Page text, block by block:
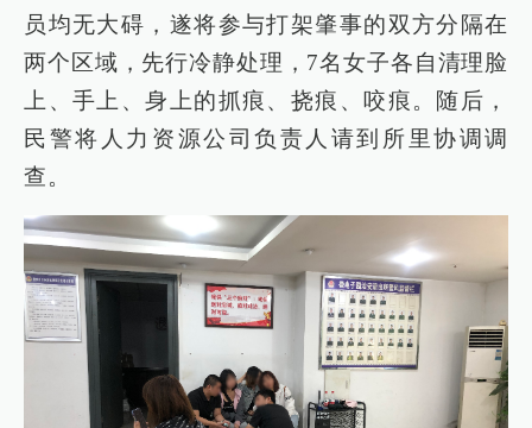
员均无大碍，遂将参与打架肇事的双方分隔在
两个区域，先行冷静处理，7名女子各自清理脸
上、手上、身上的抓痕、挠痕、咬痕。随后，
民警将人力资源公司负责人请到所里协调调
查。